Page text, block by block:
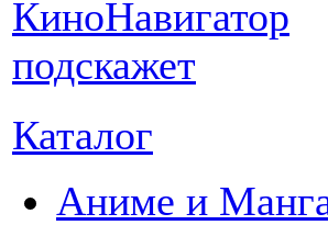
Каталог
Аниме и